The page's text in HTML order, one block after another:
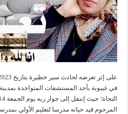
في غيبوبة بأحد المستشفات المتواجدة بمدينة
المرحوم قيد حياته مدرسا لتعليم الأولي